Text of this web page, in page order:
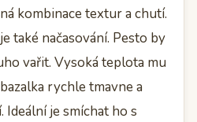
kombinace textur a chutí.
také načasování. Pesto by
vařit. Vysoká teplota mu
rychle tmavne a
Ideální je smíchat ho s